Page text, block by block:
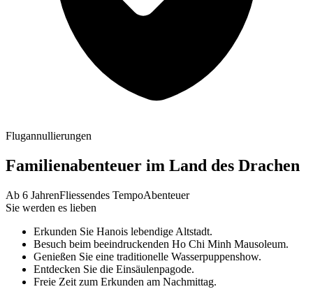
Flugannullierungen
Familienabenteuer im Land des Drachen
Ab 6 JahrenFliessendes TempoAbenteuer
Sie werden es lieben
Erkunden Sie Hanois lebendige Altstadt.
Besuch beim beeindruckenden Ho Chi Minh Mausoleum.
Genießen Sie eine traditionelle Wasserpuppenshow.
Entdecken Sie die Einsäulenpagode.
Freie Zeit zum Erkunden am Nachmittag.